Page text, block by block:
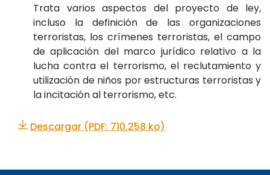
Trata varios aspectos del proyecto de ley,
incluso la definición de las organizaciones
terroristas, los crímenes terroristas, el campo
de aplicación del marco jurídico relativo a la
lucha contra el terrorismo, el reclutamiento y
utilización de niños por estructuras terroristas y
la incitación al terrorismo, etc.
Descargar (PDF: 710.258 ko)